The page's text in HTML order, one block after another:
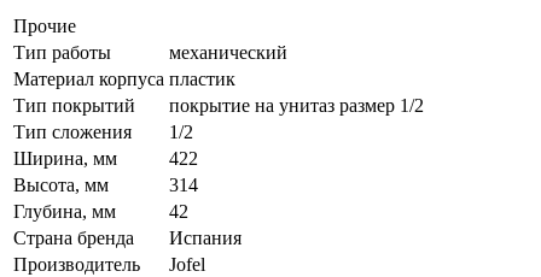
Прочие
Тип работы
механический
Материал корпуса пластик
Тип покрытий
покрытие на унитаз размер 1/2
Тип сложения
1/2
Ширина, мм
422
Высота, мм
314
Глубина, мм
42
Страна бренда
Испания
Производитель
Jofel